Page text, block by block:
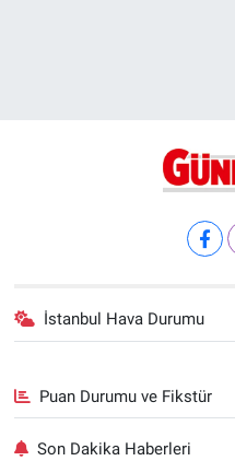
İstanbul Hava Durumu
Puan Durumu ve Fikstür
Son Dakika Haberleri